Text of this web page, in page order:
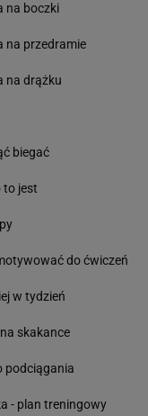
na boczki
na przedramie
na drążku
biegać
to jest
do ćwiczeń
w tydzień
skakance
podciągania
- plan treningowy